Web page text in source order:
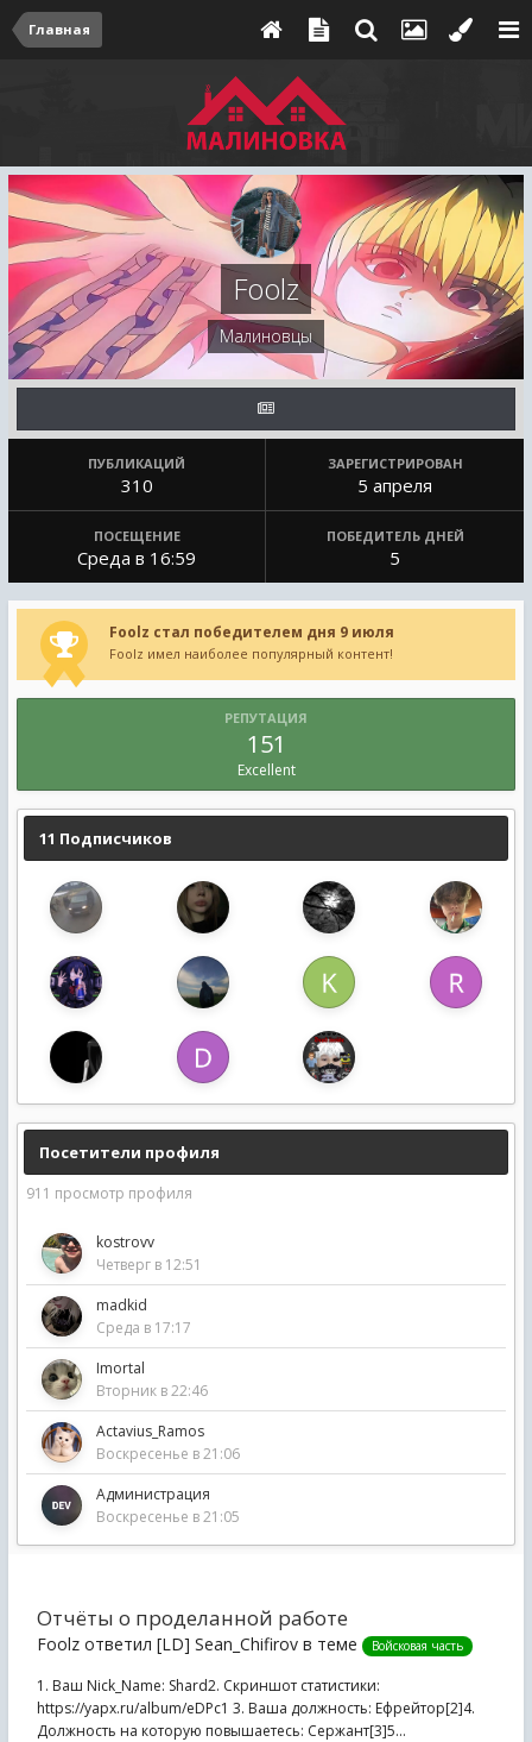
Главная
Foolz
Малиновцы
ПУБЛИКАЦИЙ
310
ЗАРЕГИСТРИРОВАН
5 апреля
ПОСЕЩЕНИЕ
Среда в 16:59
ПОБЕДИТЕЛЬ ДНЕЙ
5
Foolz стал победителем дня 9 июля
Foolz имел наиболее популярный контент!
РЕПУТАЦИЯ
151
Excellent
11 Подписчиков
Посетители профиля
911 просмотр профиля
kostrovv
Четверг в 12:51
madkid
Среда в 17:17
Imortal
Вторник в 22:46
Actavius_Ramo s
Воскресенье в 21:06
Администрация
Воскресенье в 21:05
Отчёты о проделанной работе
Foolz ответил [LD] Sean_Chifirov в теме Войсковая часть
1. Ваш Nick_Name: Shard2. Скриншот статистики:
https://yapx.ru/album/eDPc1 3. Ваша должность: Ефрейтор[2]4.
Должность на которую повышаетесь: Сержант[3]5...